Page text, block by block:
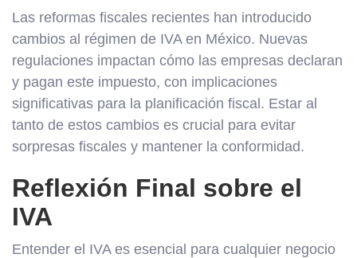
Las reformas fiscales recientes han introducido
cambios al régimen de IVA en México. Nuevas
regulaciones impactan cómo las empresas declaran
y pagan este impuesto, con implicaciones
significativas para la planificación fiscal. Estar al
tanto de estos cambios es crucial para evitar
sorpresas fiscales y mantener la conformidad.
Reflexión Final sobre el
IVA
Entender el IVA es esencial para cualquier negocio